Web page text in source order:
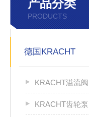
产品分类
PRODUCTS
德国KRACHT
KRACHT溢流阀
KRACHT齿轮泵